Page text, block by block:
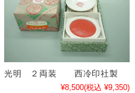
光明 ２両装 西冷印社製
¥8,500(税込 ¥9,350)